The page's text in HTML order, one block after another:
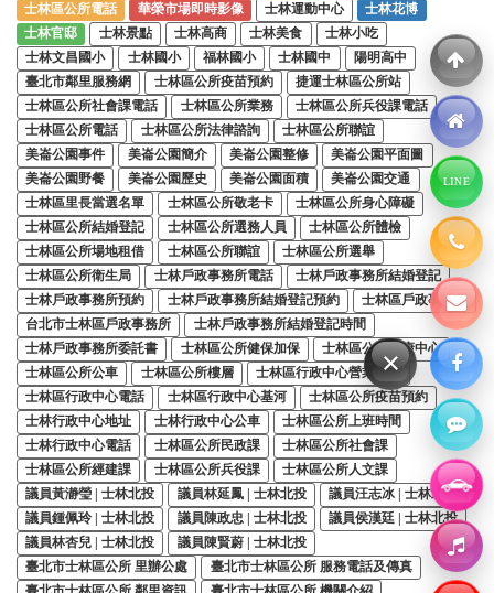
士林區公所電話
華榮市場即時影像 士林運動中心
士林花博
士林官邸
士林景點 士林高商 士林美食
士林小吃
士林文昌國小
士林國小 福林國小 士林國中
陽明高中
臺北市鄰里服務網
士林區公所疫苗預約
捷運士林區公所站
士林區公所社會課電話
士林區公所業務
士林區公所兵役課電話
士林區公所電話
士林區公所法律諮詢
士林區公所聯誼
美崙公園事件
美崙公園簡介 美崙公園整修
美崙公園平面圖
美崙公園野餐
美崙公園歷史 美崙公園面積
美崙公園交通
士林區里長當選名單
士林區公所敬老卡
士林區公所身心障礙
士林區公所結婚登記
士林區公所選務人員
士林區公所體檢
士林區公所場地租借
士林區公所聯誼
士林區公所選舉
士林區公所衛生局
士林戶政事務所電話
士林戶政事務所結婚登記
士林戶政事務所預約
士林戶政事務所結婚登記預約
士林區戶政事務所
台北市士林區戶政事務所
士林戶政事務所結婚登記時間
士林戶政事務所委託書
士林區公所健保加保
士林區公所健康中心
士林區公所公車
士林區公所樓層
士林區行政中心營業時間
士林區行政中心電話
士林區行政中心基河
士林區公所疫苗預約
士林行政中心地址
士林行政中心公車
士林區公所上班時間
士林行政中心電話
士林區公所民政課
士林區公所社會課
士林區公所經建課
士林區公所兵役課
士林區公所人文課
議員黃瀞瑩 | 士林北投
議員林延鳳 | 士林北投
議員汪志冰 | 士林北投
議員鍾佩玲 | 士林北投
議員陳政忠 | 士林北投
議員侯漢廷 | 士林北投
議員林杏兒 | 士林北投
議員陳賢蔚 | 士林北投
臺北市士林區公所 里辦公處
臺北市士林區公所 服務電話及傳真
LINE
×